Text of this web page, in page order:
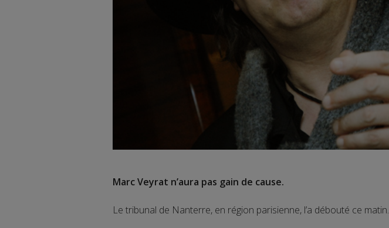
Marc Veyrat n’aura pas gain de cause.
Le tribunal de Nanterre, en région parisienne, l’a débouté ce matin.